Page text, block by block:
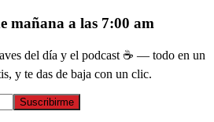
mañana a las 7:00 am
del día y el podcast ☕ — todo en un
y te das de baja con un clic.
Suscribirme